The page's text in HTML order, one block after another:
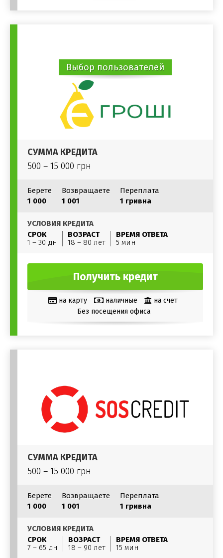
Выбор пользователей
СУММА КРЕДИТА
500 – 15 000 грн
Берете
1 000
Возвращаете
1 001
Переплата
1 гривна
УСЛОВИЯ КРЕДИТА
СРОК
1 – 30 дн
ВОЗРАСТ
18 – 80 лет
ВРЕМЯ ОТВЕТА
5 мин
Получить кредит
на карту наличные
на счет
Без посещения офиса
СУММА КРЕДИТА
500 – 15 000 грн
Берете
1 000
Возвращаете
1 001
Переплата
1 гривна
УСЛОВИЯ КРЕДИТА
СРОК
7 – 65 дн
ВОЗРАСТ
18 – 90 лет
ВРЕМЯ ОТВЕТА
15 мин